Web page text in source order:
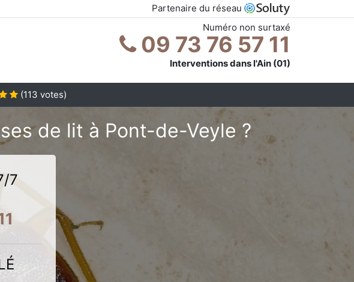
Partenaire du réseau
Numéro non surtaxé
09 73 76 57 11
Interventions dans l'Ain (01)
(113 votes)
de lit à Pont-de-Veyle ?
7